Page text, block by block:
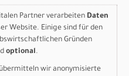
Partner verarbeiten Daten
Website. Einige sind für den
Gründen
optional.
wir anonymisierte